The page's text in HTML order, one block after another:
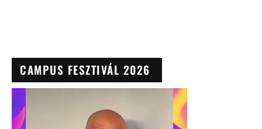
CAMPUS FESZTIVÁL 2026